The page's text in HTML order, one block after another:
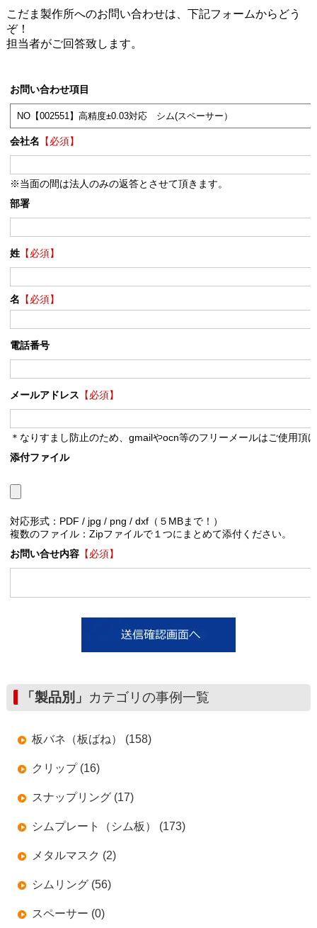
こだま製作所へのお問い合わせは、下記フォームからどう
ぞ！
担当者がご回答致します。
お問い合わせ項目
会社名 【必須】
※当面の間は法人のみの返答とさせて頂きます。
部署
姓【必須】
名 【必須】
電話番号
メールアドレス 【必須】
＊なりすまし防止のため、gmailやocn等のフリーメールはご使用頂
添付ファイル
対応形式：PDF / jpg / png / dxf（５MBまで！）
複数のファイル：Zipファイルで１つにまとめて添付ください。
お問い合せ内容【必須】
「製品別」 カテゴリの事例一覧
板バネ（板ばね） (158)
クリップ (16)
スナップリング (17)
シムプレート（シム板） (173)
メタルマスク (2)
シムリング (56)
スペーサー (0)